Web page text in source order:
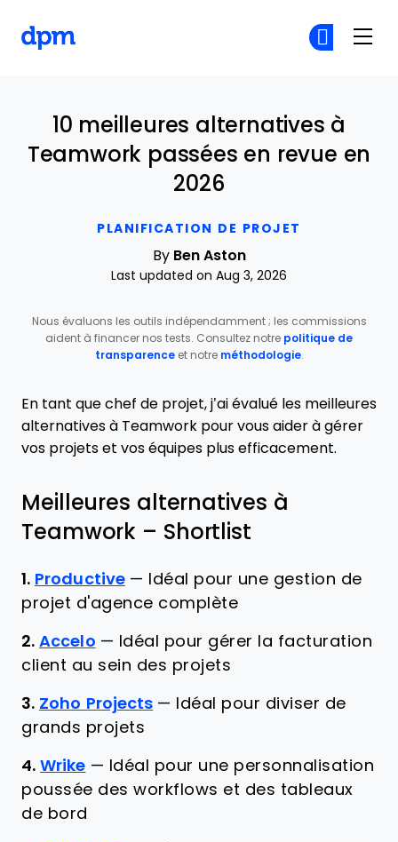
PLANIFICATION DE PROJET
10 meilleures alternatives à
Teamwork passées en revue en
2026
By Ben Aston
Last updated on Aug 3, 2026
Nous évaluons les outils indépendamment ; les commissions
aident à financer nos tests. Consultez notre politique de
transparenceet notre méthodologie.
En tant que chef de projet, j’ai évalué les meilleures
alternatives à Teamwork pour vous aider à gérer
vos projets et vos équipes plus efficacement.
Meilleures alternatives à
Teamwork – Shortlist
1. Productive —
Idéal pour une gestion de
projet d'agence complète
2. Accelo — Idéal pour gérer la facturation
client au sein des projets
3. Zoho Projects —
Idéal pour diviser de
grands projets
4. Wrike — Idéal pour une personnalisation
poussée des workflows et des tableaux
de bord